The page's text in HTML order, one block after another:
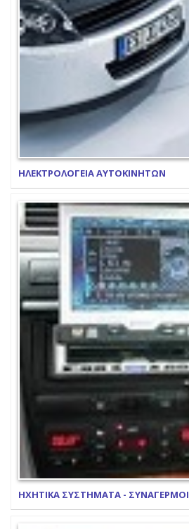
ΗΛΕΚΤΡΟΛΟΓΕΙΑ ΑΥΤΟΚΙΝΗΤΩΝ
ΗΧΗΤΙΚΑ ΣΥΣΤΗΜΑΤΑ - ΣΥΝΑΓΕΡΜΟΙ